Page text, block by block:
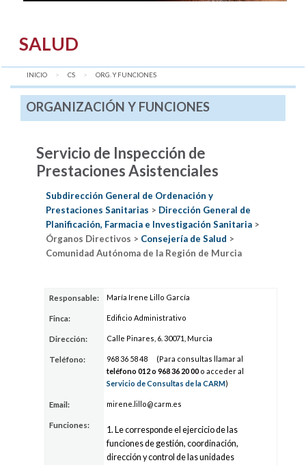
SALUD
INICIO CS AQUÍ:
ORG. Y FUNCIONES
ORGANIZACIÓN Y FUNCIONES
Servicio de Inspección de
Prestaciones Asistenciales
Subdirección General de Ordenación y
Prestaciones Sanitarias > Dirección General de
Planificación, Farmacia e Investigación Sanitaria>
Órganos Directivos > Consejería de Salud >
Comunidad Autónoma de la Región de Murcia
Responsable: María Irene Lillo García
Finca: Edificio Administrativo
Dirección: Calle Pinares, 6. 30071, Murcia
Teléfono: 968 36 58 48
(Para consultas llamar al
teléfono 012 o 968 36 20 00 o acceder al
Servicio de Consultas de la CARM)
Email: mirene .lillo@carm.es
Funciones:
1. Le corresponde el ejercicio de las
funciones de gestión, coordinación,
dirección y control de las unidades